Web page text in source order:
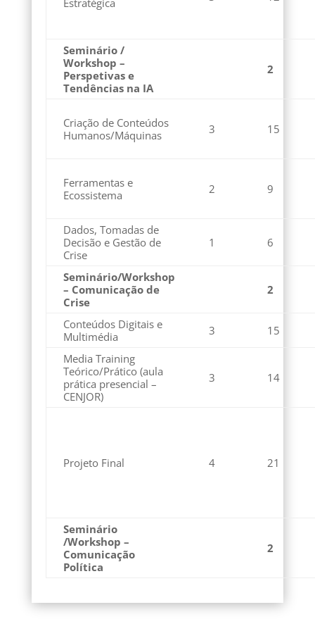
Seminário /
Workshop –
Perspetivas e
Tendências na IA
2
Criação de Conteúdos
Humanos/Máquinas
3 15
Ferramentas e
Ecossistema
2 9
Dados, Tomadas de
Decisão e Gestão de
Crise
1 6
Seminário/Workshop
– Comunicação de
Crise
2
Conteúdos Digitais e
Multimédia
3
15
Media Training
Teórico/Prático (aula
prática presencial –
CENJOR)
3 14
Projeto Final 4 21
Seminário
/Workshop –
Comunicação
Política
2